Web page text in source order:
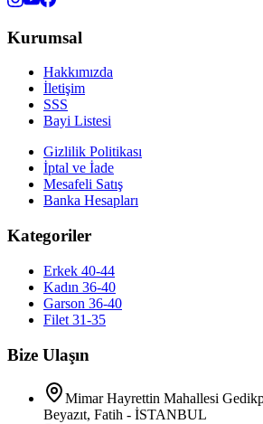
Kurumsal
Hakkımızda
İletişim
SSS
Bayi Listesi
Gizlilik Politikası
İptal ve İade
Mesafeli Satış
Banka Hesapları
Kategoriler
Erkek 40-44
Kadın 36-40
Garson 36-40
Filet 31-35
Bize Ulaşın
Mimar Hayrettin Mahallesi
Beyazıt, Fatih - İSTANBUL